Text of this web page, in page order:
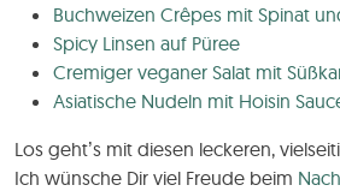
Buchweizen Crêpes mit Spinat
Spicy Linsen auf Püree
Cremiger veganer Salat mit
Asiatische Nudeln mit Hoisin
Los geht’s mit diesen leckeren,
Ich wünsche Dir viel Freude beim